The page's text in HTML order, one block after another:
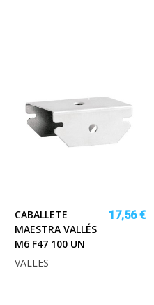
CABALLETE
MAESTRA VALLÉS
M6 F47 100 UN
17,56 €
VALLES